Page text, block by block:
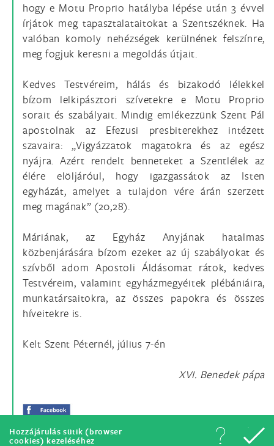
Hozzájárulás sütik (browser
cookies) kezeléséhez
hogy e Motu Proprio hatályba lépése után 3 évvel
írjátok meg tapasztalataitokat a Szentszéknek. Ha
valóban komoly nehézségek kerülnének felszínre,
meg fogjuk keresni a megoldás útjait.
Kedves Testvéreim, hálás és bizakodó lélekkel
bízom lelkipásztori szívetekre e Motu Proprio
sorait és szabályait. Mindig emlékezzünk Szent Pál
apostolnak az Efezusi presbiterekhez intézett
szavaira: „Vigyázzatok magatokra és az egész
nyájra. Azért rendelt benneteket a Szentlélek az
élére elöljáróul, hogy igazgassátok az Isten
egyházát, amelyet a tulajdon vére árán szerzett
meg magának” (20,28).
Máriának, az Egyház Anyjának hatalmas
közbenjárására bízom ezeket az új szabályokat és
szívből adom Apostoli Áldásomat rátok, kedves
Testvéreim, valamint egyházmegyéitek plébániáira,
munkatársaitokra, az összes papokra és összes
híveitekre is.
Kelt Szent Péternél, július 7-én
XVI. Benedek pápa